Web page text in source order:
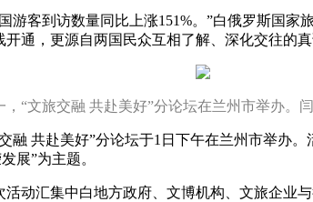
游客到访数量同比上涨151%。”白俄罗斯国
通，更源自两国民众互相了解、深化交往的真
“文旅交融 共赴美好”分论坛在兰州市举办。
共赴美好”分论坛于1日下午在兰州市举办。
展”为主题。
汇集中白地方政府、文博机构、文旅企业